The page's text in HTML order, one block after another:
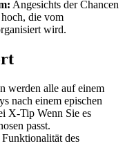
Angesichts der Chancen
hoch, die vom
wird.
werden alle auf einem
nach einem epischen
X-Tip Wenn Sie es
passt.
des